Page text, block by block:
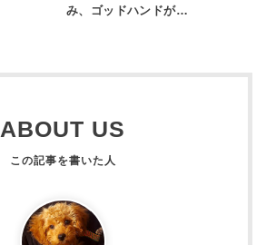
み、ゴッドハンドが…
ABOUT US